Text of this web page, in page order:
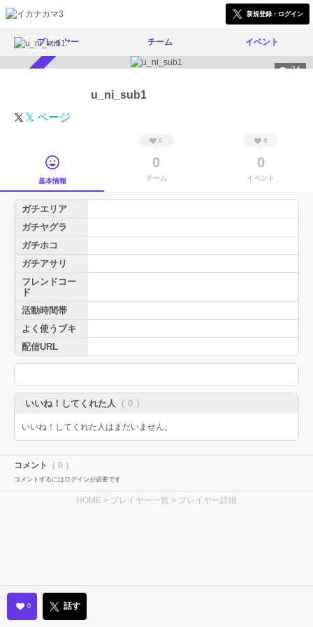
新規登録・ログイン
プレイヤー チーム イベント
74
u_ni_sub1
𝕏 ページ
基本情報
0
0
チーム
0
0
イベント
ガチエリア
ガチヤグラ
ガチホコ
ガチアサリ
フレンドコー
ド
活動時間帯
よく使うブキ
配信URL
いいね！してくれた人 （ 0 ）
いいね！してくれた人はまだいません。
コメント （ 0 ）
コメントするにはログインが必要です
HOME > プレイヤー一覧 > プレイヤー詳細
0 話す